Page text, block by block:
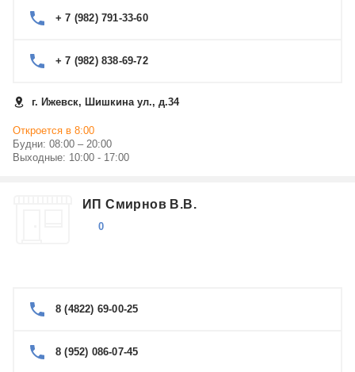
+ 7 (982) 791-33-60
+ 7 (982) 838-69-72
г. Ижевск, Шишкина ул., д.34
Откроется в 8:00
Будни: 08:00 – 20:00
Выходные: 10:00 - 17:00
ИП Смирнов В.В.
0
8 (4822) 69-00-25
8 (952) 086-07-45